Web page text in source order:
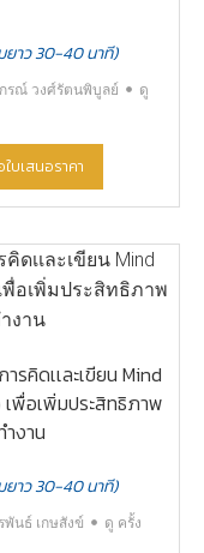
ยาว 30-40 นาที)
รณ์ วงศ์รัตนพิบูลย์ ดู
ใบเสนอราคา
การคิดเเละเขียน Mind
เพื่อเพิ่มประสิทธิภาพ
ำงาน
ยาว 30-40 นาที)
พันธ์ เกษสังข์ ดู ครั้ง